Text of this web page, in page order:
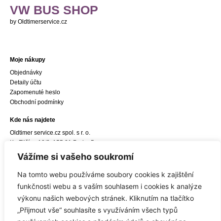
Vážíme si vašeho soukromí
Na tomto webu používáme soubory cookies k zajištění
funkčnosti webu a s vaším souhlasem i cookies k analýze
výkonu našich webových stránek. Kliknutím na tlačítko
„Přijmout vše“ souhlasíte s využíváním všech typů
VW BUS SHOP
by Oldtimerservice.cz
Moje nákupy
Objednávky
Detaily účtu
Zapomenuté heslo
Obchodní podmínky
Kde nás najdete
Oldtimer service.cz spol. s r. o.
Ke Zličínu 12/3, 155 21 Praha 5
e-mail:info@oldtimerservice.cz
Sídlo společnosti
Oldtimer service.cz spol. s r. o.
Hostivická 8/10, 155 21 Praha 5
IČ: 27450309, DIČ: CZ27450309